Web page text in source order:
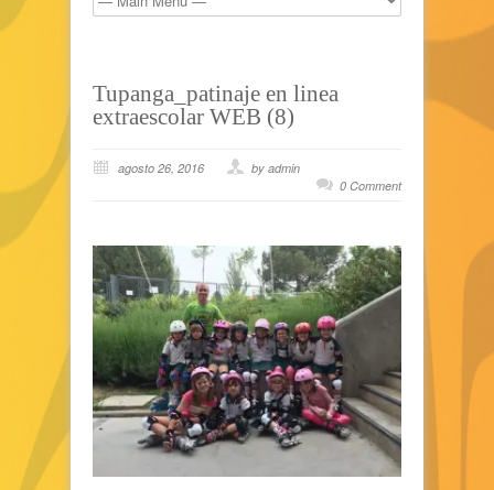
Tupanga_patinaje en linea
extraescolar WEB (8)
agosto 26, 2016
by admin
0 Comment